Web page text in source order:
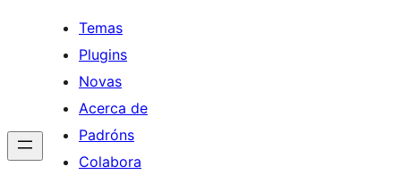
Temas
Plugins
Novas
Acerca de
Padróns
Colabora